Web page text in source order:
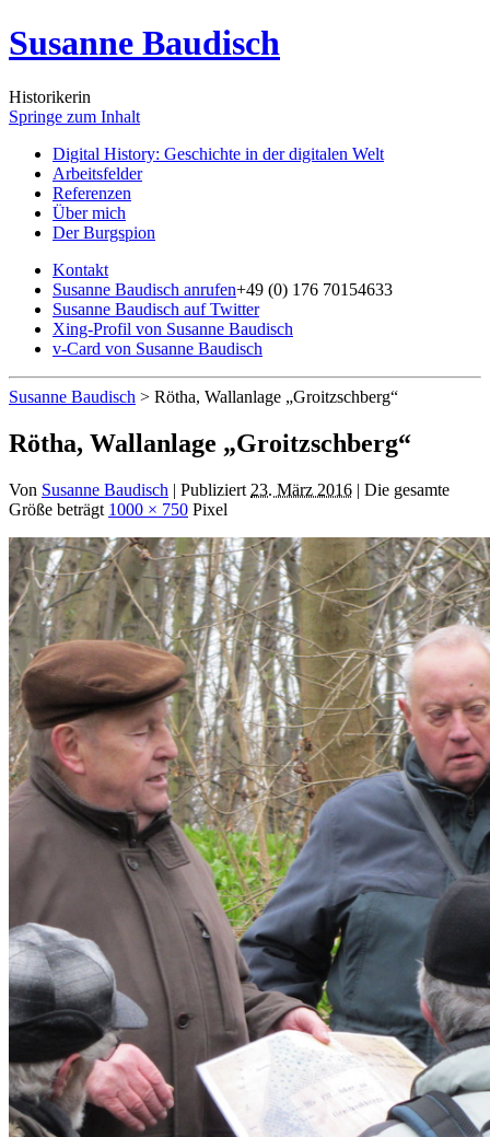
Susanne Baudisch
Historikerin
Springe zum Inhalt
Digital History: Geschichte in der digitalen Welt
Arbeitsfelder
Referenzen
Über mich
Der Burgspion
Kontakt
Susanne Baudisch anrufen+49 (0) 176 70154633
Susanne Baudisch auf Twitter
Xing-Profil von Susanne Baudisch
v-Card von Susanne Baudisch
Susanne Baudisch > Rötha, Wallanlage „Groitzschberg“
Rötha, Wallanlage „Groitzschberg“
Von Susanne Baudisch | Publiziert 23. März 2016 | Die gesamte
Größe beträgt 1000 × 750 Pixel